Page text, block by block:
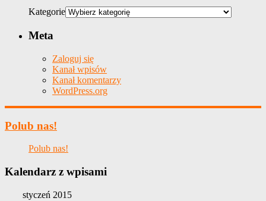
Kategorie
Meta
Zaloguj się
Kanał wpisów
Kanał komentarzy
WordPress.org
Polub nas!
Polub nas!
Kalendarz z wpisami
styczeń 2015